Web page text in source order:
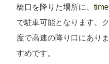
橋口を降りた場所に、
で駐車可能となります。
度で高速の降り口にあり
すめです。